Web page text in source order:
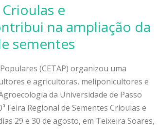
e
na ampliação da
sementes
(CETAP) organizou uma
e agricultoras, meliponicultores e
da Universidade de Passo
Feira Regional de Sementes Crioulas e
29 e 30 de agosto, em Teixeira Soares,